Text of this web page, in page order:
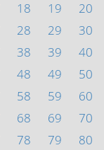
18 19
20
28 29
30
38 39
40
48 49
50
58 59
60
68 69
70
78 79
80